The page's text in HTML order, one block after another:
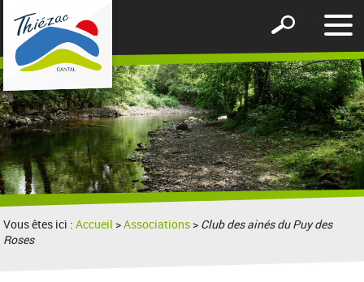
le
Afficher
formulaire
de
recherche
Vous êtes ici :Accueil >Associations > Club des ainés du Puy des
Roses